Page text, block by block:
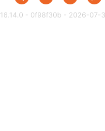
16.14.0 - 0f98f30b - 2026-07-